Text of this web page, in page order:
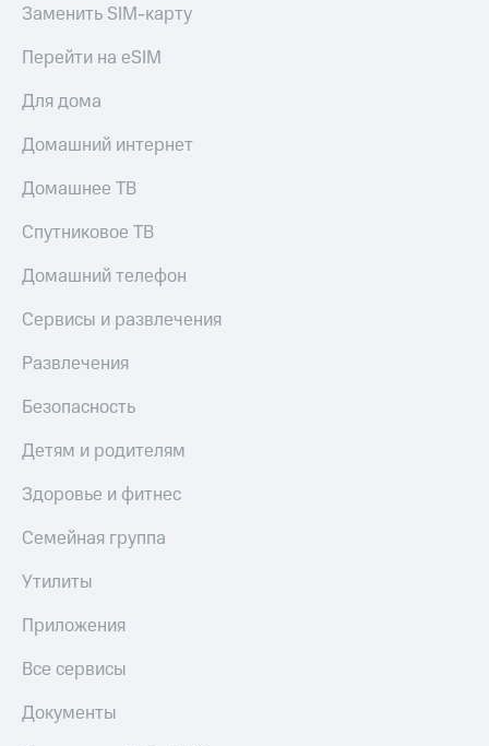
Настройки
автоплатежа
номер
другого
оператора
Оплата
и
с
на карту
МТС Pay
Оплата
по QR-
коду
за границей
магазин
и
часы
Заменить SIM-карту
Перейти на eSIM
Для дома
Домашний интернет
Домашнее ТВ
Спутниковое ТВ
Домашний телефон
Сервисы и развлечения
Развлечения
Безопасность
Детям и родителям
Здоровье и фитнес
Семейная группа
Утилиты
Приложения
Все сервисы
Документы